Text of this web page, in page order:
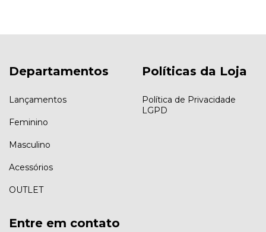
Departamentos
Lançamentos
Feminino
Masculino
Acessórios
OUTLET
Políticas da Loja
Política de Privacidade
LGPD
Entre em contato